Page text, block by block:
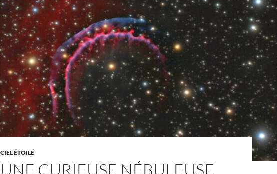
CIEL ÉTOILÉ
UNE CURIEUSE NÉBULEUSE